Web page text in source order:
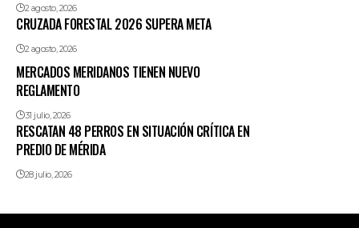
2 agosto, 2026
CRUZADA FORESTAL 2026 SUPERA META
2 agosto, 2026
MERCADOS MERIDANOS TIENEN NUEVO
REGLAMENTO
31 julio, 2026
RESCATAN 48 PERROS EN SITUACIÓN CRÍTICA EN
PREDIO DE MÉRIDA
28 julio, 2026